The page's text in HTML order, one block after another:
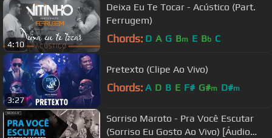
4:10
Deixa Eu Te Tocar - Acústico (Part.
Ferrugem)
Chords: D A G Bm E Bb C
3:27
Pretexto (Clipe Ao Vivo)
Chords: A D B E F# G#m D#m
Sorriso Maroto - Pra Você Escutar
(Sorriso Eu Gosto Ao Vivo) [Áudio